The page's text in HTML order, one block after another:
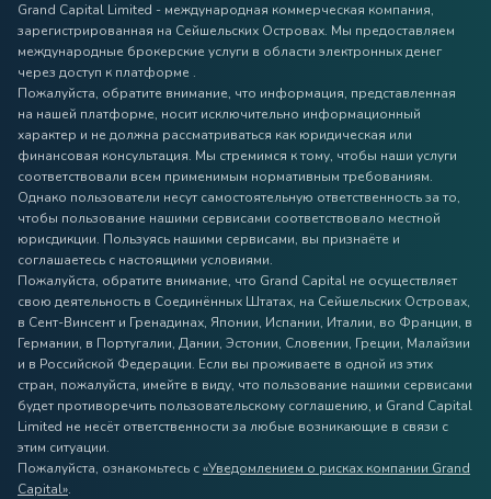
Grand Capital Limited - международная коммерческая компания,
зарегистрированная на Сейшельских Островах. Мы предоставляем
международные брокерские услуги в области электронных денег
через доступ к платформе .
Пожалуйста, обратите внимание, что информация, представленная
на нашей платформе, носит исключительно информационный
характер и не должна рассматриваться как юридическая или
финансовая консультация. Мы стремимся к тому, чтобы наши услуги
соответствовали всем применимым нормативным требованиям.
Однако пользователи несут самостоятельную ответственность за то,
чтобы пользование нашими сервисами соответствовало местной
юрисдикции. Пользуясь нашими сервисами, вы признаёте и
соглашаетесь с настоящими условиями.
Пожалуйста, обратите внимание, что Grand Capital не осуществляет
свою деятельность в Соединённых Штатах, на Сейшельских Островах,
в Сент-Винсент и Гренадинах, Японии, Испании, Италии, во Франции, в
Германии, в Португалии, Дании, Эстонии, Словении, Греции, Малайзии
и в Российской Федерации. Если вы проживаете в одной из этих
стран, пожалуйста, имейте в виду, что пользование нашими сервисами
будет противоречить пользовательскому соглашению, и Grand Capital
Limited не несёт ответственности за любые возникающие в связи с
этим ситуации.
Пожалуйста, ознакомьтесь с«Уведомлением о рисках компании Grand
Capital».